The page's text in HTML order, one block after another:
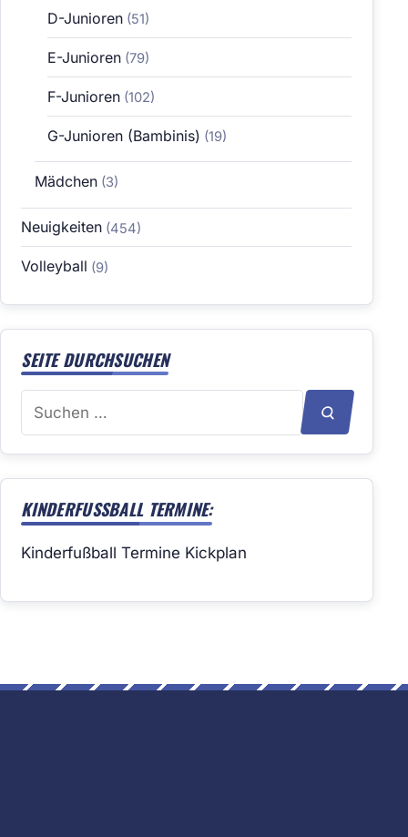
D-Junioren (51)
E-Junioren (79)
F-Junioren (102)
G-Junioren (Bambinis) (19)
Mädchen(3)
Neuigkeiten (454)
Volleyball (9)
SEITE DURCHSUCHEN
Suchen
SUCHEN
KINDERFUSSBALL TERMINE:
Kinderfußball Termine Kickplan